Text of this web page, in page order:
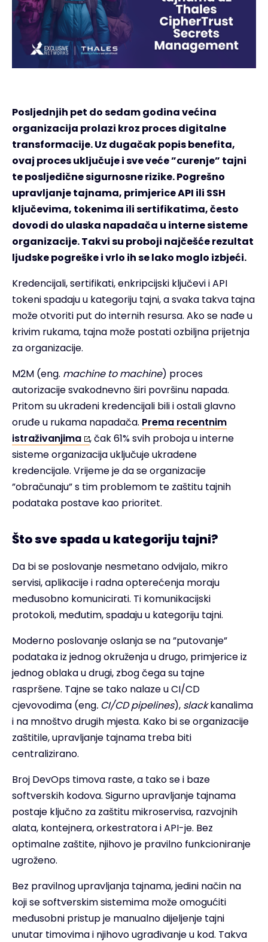
Posljednjih pet do sedam godina većina
organizacija prolazi kroz proces digitalne
transformacije. Uz dugačak popis benefita,
ovaj proces uključuje i sve veće ”curenje” tajni
te posljedične sigurnosne rizike. Pogrešno
upravljanje tajnama, primjerice API ili SSH
ključevima, tokenima ili sertifikatima, često
dovodi do ulaska napadača u interne sisteme
organizacije. Takvi su proboji najčešće rezultat
ljudske pogreške i vrlo ih se lako moglo izbjeći.
Kredencijali, sertifikati, enkripcijski ključevi i API
tokeni spadaju u kategoriju tajni, a svaka takva tajna
može otvoriti put do internih resursa. Ako se nađe u
krivim rukama, tajna može postati ozbiljna prijetnja
za organizacije.
M2M (eng. machine to machine) proces
autorizacije svakodnevno širi površinu napada.
Pritom su ukradeni kredencijali bili i ostali glavno
oruđe u rukama napadača. Prema recentnim
istraživanjima
, čak 61% svih proboja u interne
sisteme organizacija uključuje ukradene
kredencijale. Vrijeme je da se organizacije
”obračunaju” s tim problemom te zaštitu tajnih
podataka postave kao prioritet.
Što sve spada u kategoriju tajni?
Da bi se poslovanje nesmetano odvijalo, mikro
servisi, aplikacije i radna opterećenja moraju
međusobno komunicirati. Ti komunikacijski
protokoli, međutim, spadaju u kategoriju tajni.
Moderno poslovanje oslanja se na ”putovanje”
podataka iz jednog okruženja u drugo, primjerice iz
jednog oblaka u drugi, zbog čega su tajne
raspršene. Tajne se tako nalaze u CI/CD
cjevovodima (eng. CI/CD pipelines), slackkanalima
i na mnoštvo drugih mjesta. Kako bi se organizacije
zaštitile, upravljanje tajnama treba biti
centralizirano.
Broj DevOps timova raste, a tako se i baze
softverskih kodova. Sigurno upravljanje tajnama
postaje ključno za zaštitu mikroservisa, razvojnih
alata, kontejnera, orkestratora i API-je. Bez
optimalne zaštite, njihovo je pravilno funkcioniranje
ugroženo.
Bez pravilnog upravljanja tajnama, jedini način na
koji se softverskim sistemima može omogućiti
međusobni pristup je manualno dijeljenje tajni
unutar timovima i njihovo ugrađivanje u kod. Takva